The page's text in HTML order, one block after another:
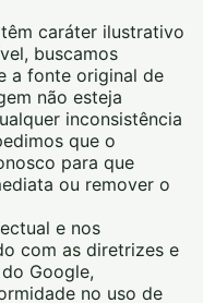
caráter ilustrativo
buscamos
a fonte original de
não esteja
inconsistência
que o
para que
ou remover o
e nos
com as diretrizes e
Google,
no uso de